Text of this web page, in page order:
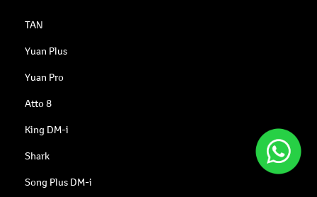
TAN
Yuan Plus
Yuan Pro
Atto 8
King DM-i
Shark
Song Plus DM-i